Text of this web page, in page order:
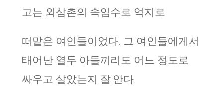
고는 외삼촌의 속임수로 억지로
떠맡은 여인들이었다. 그 여인들에게서
태어난 열두 아들끼리도 어느 정도로
싸우고 살았는지 잘 안다.